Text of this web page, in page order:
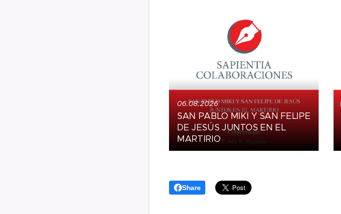
06.08.2026
SAN PABLO MIKI Y SAN FELIPE
DE JESÚS JUNTOS EN EL
MARTIRIO
Share